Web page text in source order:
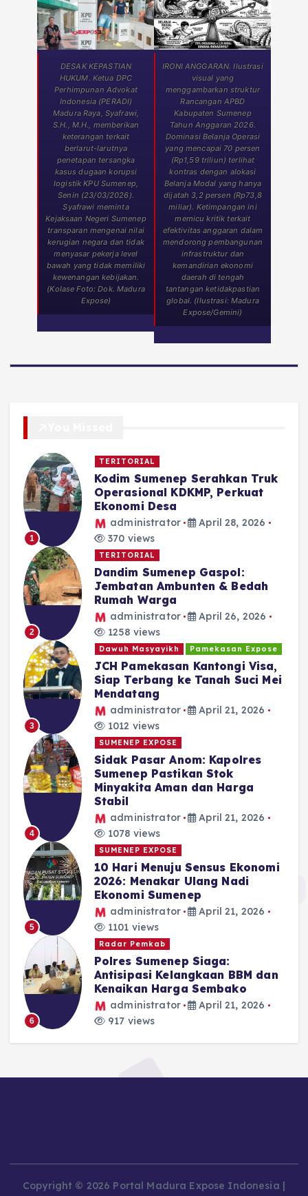
DESAK KEPASTIAN
HUKUM. Ketua DPC
Perhimpunan Advokat
Indonesia (PERADI)
Madura Raya, Syafrawi,
S.H., M.H., memberikan
keterangan terkait
berlarut-larutnya
penetapan tersangka
kasus dugaan korupsi
logistik KPU Sumenep,
Senin (23/03/2026).
Syafrawi meminta
Kejaksaan Negeri Sumenep
transparan mengenai nilai
kerugian negara dan tidak
menyasar pekerja level
bawah yang tidak memiliki
kewenangan kebijakan.
(Kolase Foto: Dok. Madura
Expose)
IRONI ANGGARAN. Ilustrasi
visual yang
menggambarkan struktur
Rancangan APBD
Kabupaten Sumenep
Tahun Anggaran 2026.
Dominasi Belanja Operasi
yang mencapai 70 persen
(Rp1,59 triliun) terlihat
kontras dengan alokasi
Belanja Modal yang hanya
dijatah 3,2 persen (Rp73,8
miliar). Ketimpangan ini
memicu kritik terkait
efektivitas anggaran dalam
mendorong pembangunan
infrastruktur dan
kemandirian ekonomi
daerah di tengah
tantangan ketidakpastian
global. (Ilustrasi: Madura
Expose/Gemini)
1
TERITORIAL
Kodim Sumenep Serahkan Truk
Operasional KDKMP, Perkuat
Ekonomi Desa
administrator
April 28, 2026
370 views
2
TERITORIAL
Dandim Sumenep Gaspol:
Jembatan Ambunten & Bedah
Rumah Warga
administrator
April 26, 2026
1258 views
3
Dawuh Masyayikh Pamekasan Expose
JCH Pamekasan Kantongi Visa,
Siap Terbang ke Tanah Suci Mei
Mendatang
administrator
April 21, 2026
1012 views
4
SUMENEP EXPOSE
Sidak Pasar Anom: Kapolres
Sumenep Pastikan Stok
Minyakita Aman dan Harga
Stabil
administrator
April 21, 2026
1078 views
5
SUMENEP EXPOSE
10 Hari Menuju Sensus Ekonomi
2026: Menakar Ulang Nadi
Ekonomi Sumenep
administrator
April 21, 2026
1101 views
6
Radar Pemkab
Polres Sumenep Siaga:
Antisipasi Kelangkaan BBM dan
Kenaikan Harga Sembako
administrator
April 21, 2026
917 views
Copyright © 2026 Portal Madura Expose Indonesia |